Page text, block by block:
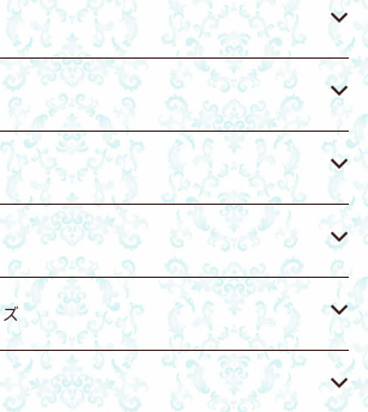
写真
チャーム
ル
ズ